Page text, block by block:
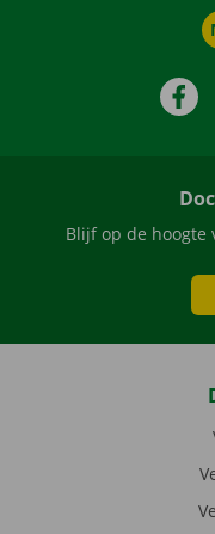
Blijf op de hoogte